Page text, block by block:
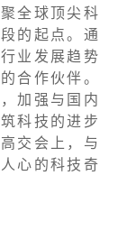
全球顶尖科
的起点。通
业发展趋势
合作伙伴。
加强与国内
科技的进步
交会上，与
心的科技奇